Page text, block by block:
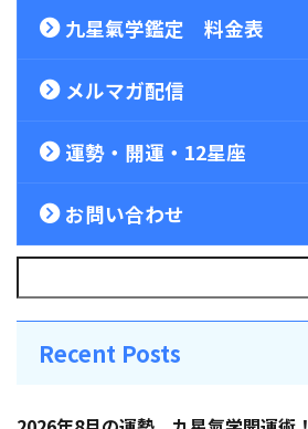
九星氣学鑑定 料金表
メルマガ配信
運勢・開運・12星座
お問い合わせ
Recent Posts